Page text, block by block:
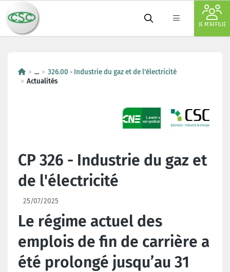
JE M'AFFILIE
...
326.00 - Industrie du gaz et de l'électricité
Actualités
CP 326 - Industrie du gaz et
de l'électricité
25/07/2025
Le régime actuel des
emplois de fin de carrière a
été prolongé jusqu’au 31